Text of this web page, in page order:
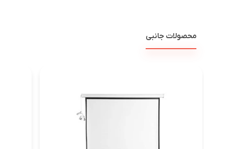
محصولات جانبی